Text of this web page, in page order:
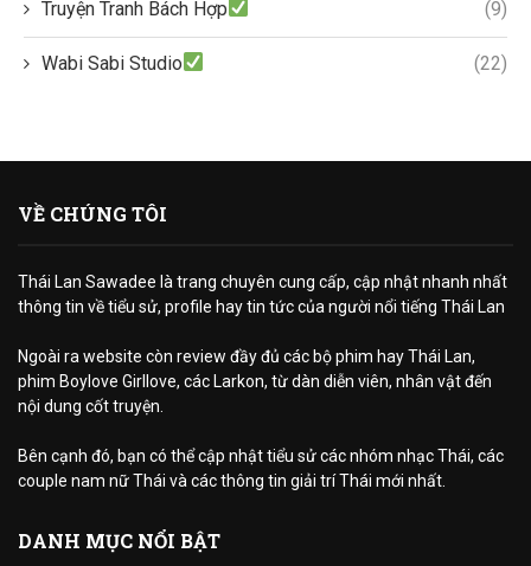
Truyện Tranh Bách Hợp (9)
Wabi Sabi Studio (22)
VỀ CHÚNG TÔI
Thái Lan Sawadee là trang chuyên cung cấp, cập nhật nhanh nhất
thông tin về tiểu sử, profile hay tin tức của người nổi tiếng Thái Lan
Ngoài ra website còn review đầy đủ các bộ phim hay Thái Lan,
phim Boylove Girllove, các Larkon, từ dàn diễn viên, nhân vật đến
nội dung cốt truyện.
Bên cạnh đó, bạn có thể cập nhật tiểu sử các nhóm nhạc Thái, các
couple nam nữ Thái và các thông tin giải trí Thái mới nhất.
DANH MỤC NỔI BẬT